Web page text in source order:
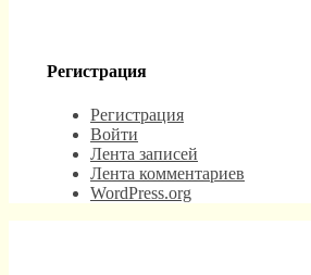
Регистрация
Регистрация
Войти
Лента записей
Лента комментариев
WordPress.org